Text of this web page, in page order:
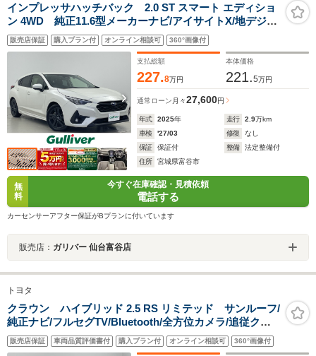
インプレッサハッチバック 2.0 ST スマート エディショ
ン 4WD 純正11.6型メーカーナビ/アイサイトX/地デジ
TV/Bluetooth/USB/AUX/全方位カメラ/ETC/ドライブレコ
ーダー/レーダークルーズコントロール/衝突軽減ブレーキ/
レーンキープアシスト/シートヒーター/パワーシート/禁煙
販売店保証 購入プラン付 オンライン相談可 360°画像付
支払総額
227.8万円
本体価格
221.5万円
通常ローン 月々27,600円
年式 2025年 走行 2.9万km
車検
'27/03 修復
なし
保証
保証付 整備
法定整備付
住所
宮城県富谷市
無
料
今すぐ在庫確認・見積依頼
電話する
カーセンサーアフター保証がBプランに付いています
販売店： ガリバー 仙台富谷店
トヨタ
クラウン ハイブリッド 2.5 RS リミテッド サンルーフ/
純正ナビ/フルセグTV/Bluetooth/全方位カメラ/追従クル
ーズコントロール/LED/オートマチックハイビーム/ドライ
ブレコーダー/シートヒーター/エアシート/純正アルミホイ
販売店保証 車両品質評価書付 購入プラン付 オンライン相談可 360°画像付